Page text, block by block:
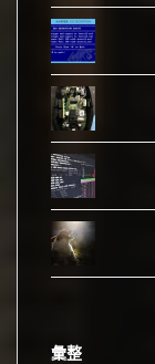
彙整